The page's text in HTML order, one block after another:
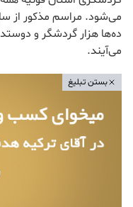
ده‌ها هزار گردشگر و
می‌آیند.
بستن تبلیغ